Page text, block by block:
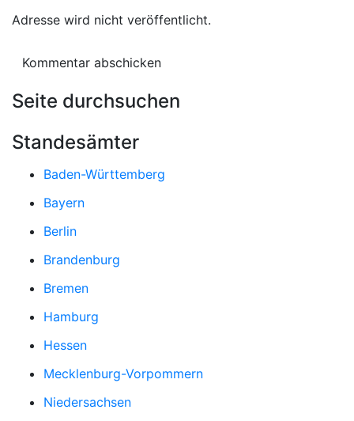
Adresse wird nicht veröffentlicht.
Seite durchsuchen
Standesämter
Baden-Württemberg
Bayern
Berlin
Brandenburg
Bremen
Hamburg
Hessen
Mecklenburg-Vorpommern
Niedersachsen